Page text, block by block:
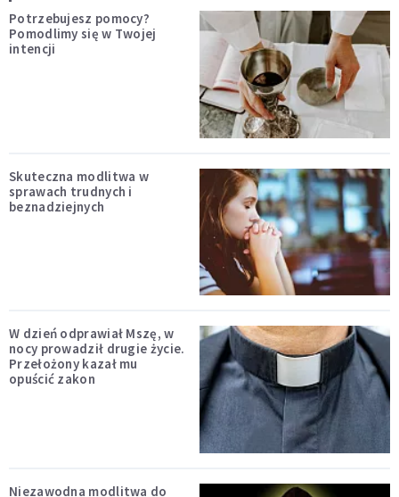
Potrzebujesz pomocy?
Pomodlimy się w Twojej
intencji
Skuteczna modlitwa w
sprawach trudnych i
beznadziejnych
W dzień odprawiał Mszę, w
nocy prowadził drugie życie.
Przełożony kazał mu
opuścić zakon
Niezawodna modlitwa do